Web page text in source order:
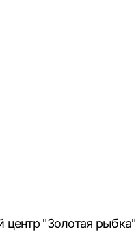
центр "Золотая рыбка"